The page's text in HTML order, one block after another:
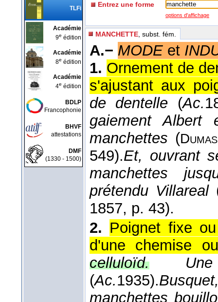
TLFi
Académie
9e édition
Académie
8e édition
Académie
4e édition
BDLP
Francophonie
BHVF
attestations
DMF
(1330 - 1500)
Entrez une forme
options d'affichage
MANCHETTE , subst. fém.
A.− MODE et
1. Ornement de
s'ajustant aux
de dentelle (Ac.
gaiement
manchettes (Dumas
549).Et, ouvrant
manchettes
prétendu Villareal
1857, p. 43).
2. Poignet fixe
d'une chemise
celluloïd.
(Ac.1935).
manchettes